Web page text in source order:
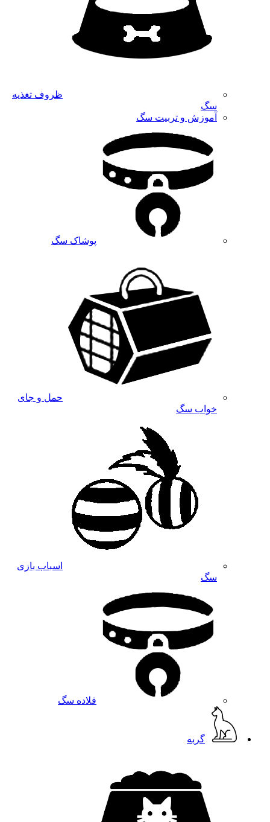
ظروف تغذیه
سگ
آموزش و تربیت سگ
پوشاک سگ
حمل و جای
خواب سگ
اسباب بازی
سگ
قلاده سگ
گربه